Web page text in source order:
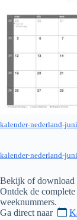
kalender-nederland-
kalender-nederland-
Bekijk of download
Ontdek de
weeknummers.
Ga direct naar